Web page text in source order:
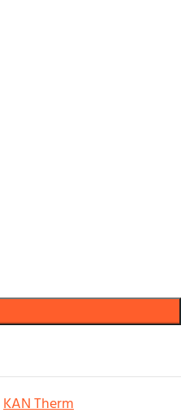
KAN Therm